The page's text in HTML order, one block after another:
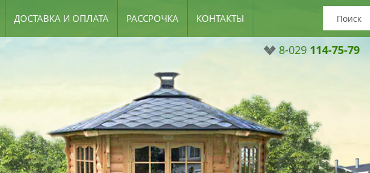
ДОСТАВКА И ОПЛАТА РАССРОЧКА КОНТАКТЫ
8-029 114-75-79